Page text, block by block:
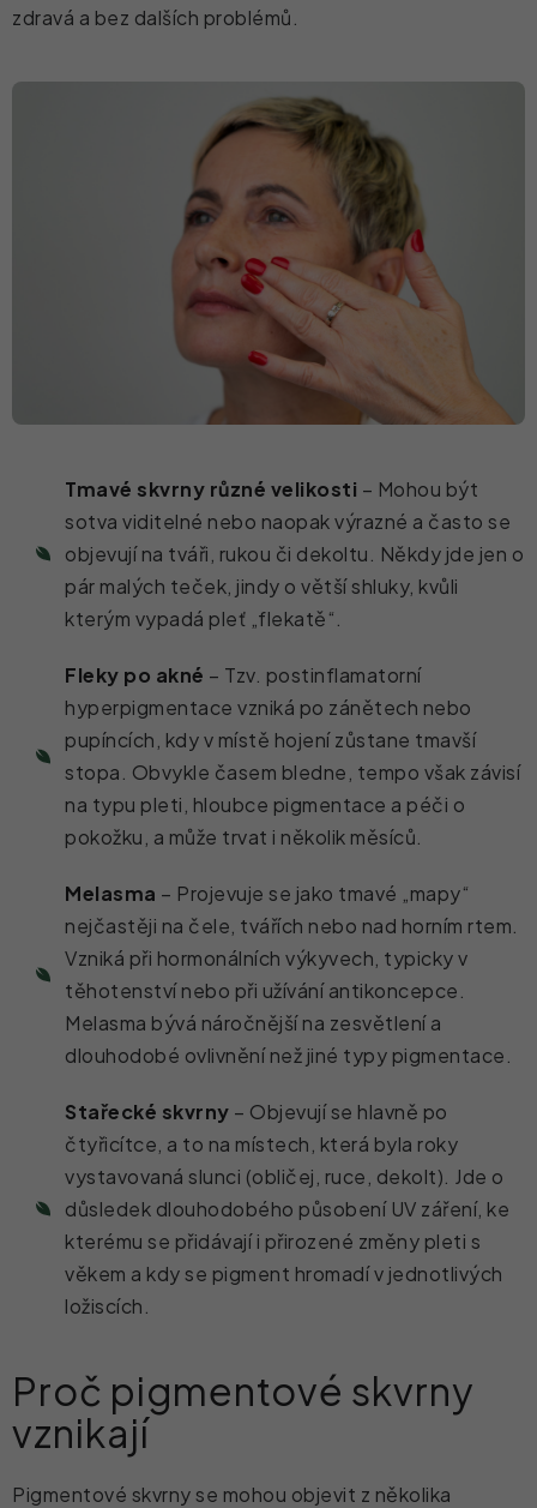
zdravá a bez dalších problémů.
Tmavé skvrny různé velikosti – Mohou být
sotva viditelné nebo naopak výrazné a často se
objevují na tváři, rukou či dekoltu. Někdy jde jen o
pár malých teček, jindy o větší shluky, kvůli
kterým vypadá pleť „flekatě“.
Fleky po akné – Tzv. postinflamatorní
hyperpigmentace vzniká po zánětech nebo
pupíncích, kdy v místě hojení zůstane tmavší
stopa. Obvykle časem bledne, tempo však závisí
na typu pleti, hloubce pigmentace a péči o
pokožku, a může trvat i několik měsíců.
Melasma – Projevuje se jako tmavé „mapy“
nejčastěji na čele, tvářích nebo nad horním rtem.
Vzniká při hormonálních výkyvech, typicky v
těhotenství nebo při užívání antikoncepce.
Melasma bývá náročnější na zesvětlení a
dlouhodobé ovlivnění než jiné typy pigmentace.
Stařecké skvrny – Objevují se hlavně po
čtyřicítce, a to na místech, která byla roky
vystavovaná slunci (obličej, ruce, dekolt). Jde o
důsledek dlouhodobého působení UV záření, ke
kterému se přidávají i přirozené změny pleti s
věkem a kdy se pigment hromadí v jednotlivých
ložiscích.
Proč pigmentové skvrny
vznikají
Pigmentové skvrny se mohou objevit z několika